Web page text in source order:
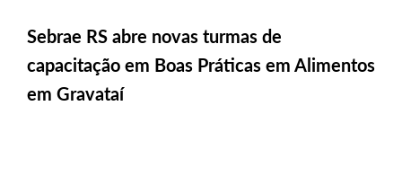
Sebrae RS abre novas turmas de
capacitação em Boas Práticas em Alimentos
em Gravataí